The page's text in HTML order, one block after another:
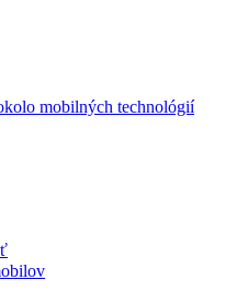
mobilných technológií